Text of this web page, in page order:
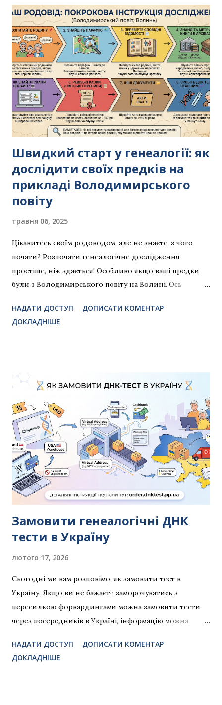
Швидкий старт у генеалогії: як
дослідити своїх предків на
прикладі Володимирського
повіту
травня 06, 2025
Цікавитесь своїм родоводом, але не знаєте, з чого
почати? Розпочати генеалогічне дослідження
простіше, ніж здається! Особливо якщо ваші предки
були з Володимирського повіту на Волині. Ось
перші впевнені кроки 👣 1. 📌 Почніть з розпитувань у
родині Поговоріть з рідними, особливо зі старшими.
вам визначити парафію , до якої належали ваші
ключ до церковних записів. Для її пошуку
скористайтесь: 🗺 Карта парафій Волині : ua-
parishes.dnktest.pp.ua 3. 📄 Перевірте сповідні відомості
Це надзвичайно корисний ресурс! 📘 Довідник
сповідних відомостей Володимирського повіту :
tinyurl.com/volodymyr-spovidky У багатьох парафіях
Волині різного часу відбувались переписи всіх
прихожан . Там можна знайти: Склад родини Ві...
НАДАТИ ДОСТУП
ДОПИСАТИ КОМЕНТАР
ДОКЛАДНІШЕ
Замовити генеалогічні ДНК
тести в Україну
лютого 17, 2026
Сьогодні ми вам розповімо, як замовити тест в
Україну. Якщо ви не бажаєте заморочуватись з
пересилкою форвардингами можна замовити тести
через посередників в Україні, інформацію можна
сторінка із інструкціями і актуальними купонами на
знижки тут: order.dnktest.pp.ua Дана інструкція на
НАДАТИ ДОСТУП
ДОПИСАТИ КОМЕНТАР
ДОКЛАДНІШЕ